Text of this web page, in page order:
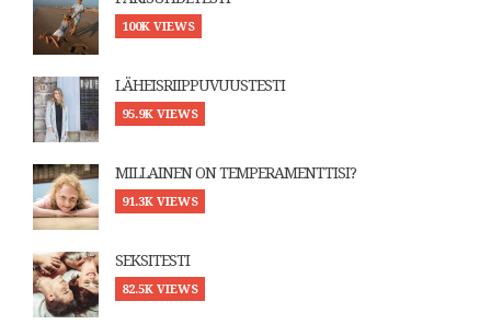
100K VIEWS
LÄHEISRIIPPUVUUSTESTI
95.9K VIEWS
MILLAINEN ON TEMPERAMENTTISI?
91.3K VIEWS
SEKSITESTI
82.5K VIEWS